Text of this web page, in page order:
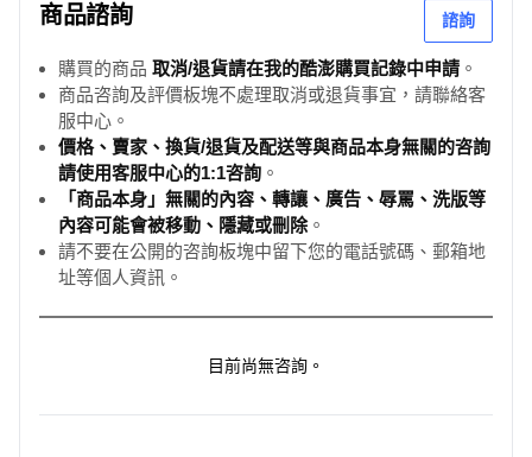
商品諮詢 諮詢
購買的商品 取消/退貨請在我的酷澎購買記錄中申請 。
商品咨詢及評價板塊不處理取消或退貨事宜，請聯絡客
服中心。
價格、賣家、換貨/退貨及配送等與商品本身無關的咨詢
請使用客服中心的1:1咨詢 。
「商品本身」無關的內容、轉讓、廣告、辱罵、洗版等
內容可能會被移動、隱藏或刪除。
請不要在公開的咨詢板塊中留下您的電話號碼、郵箱地
址等個人資訊。
目前尚無咨詢。